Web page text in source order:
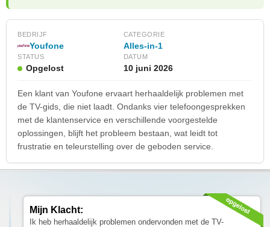
BEDRIJF
Youfone
CATEGORIE
Alles-in-1
STATUS
Opgelost
DATUM
10 juni 2026
Een klant van Youfone ervaart herhaaldelijk problemen met
de TV-gids, die niet laadt. Ondanks vier telefoongesprekken
met de klantenservice en verschillende voorgestelde
oplossingen, blijft het probleem bestaan, wat leidt tot
frustratie en teleurstelling over de geboden service.
Mijn Klacht:
Ik heb herhaaldelijk problemen ondervonden met de TV-